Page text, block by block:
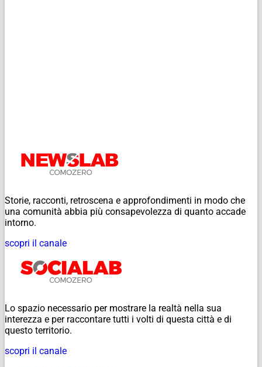
Storie, racconti, retroscena e approfondimenti in modo che
una comunità abbia più consapevolezza di quanto accade
intorno.
scopri il canale
Lo spazio necessario per mostrare la realtà nella sua
interezza e per raccontare tutti i volti di questa città e di
questo territorio.
scopri il canale